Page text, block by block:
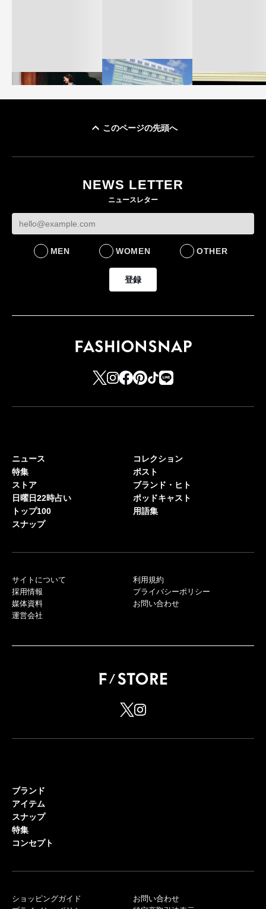
ケットなど7型を発売
FASHION
FASHION
BUSINESS
このページの先頭へ
NEWS LETTER
ニュースレター
MEN WOMEN OTHER
登録
ニュース
特集
ストア
日曜日22時占い
トップ100
スナップ
コレクション
ポスト
ブランド・ヒト
ポッドキャスト
用語集
サイトについて
採用情報
媒体資料
運営会社
利用規約
プライバシーポリシー
お問い合わせ
ブランド
アイテム
スナップ
特集
コンセプト
ショッピングガイド
お問い合わせ